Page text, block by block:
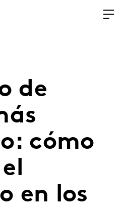
de
cómo
en los